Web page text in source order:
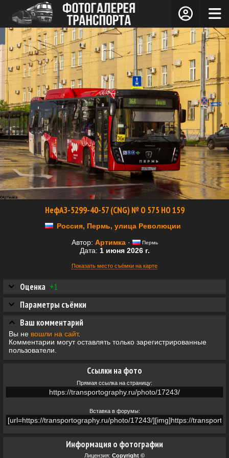
НефАЗ-5299-40-57 (CNG) № О 575 НО 159
Россия, Пермь, улица Революции
Автор: Артимка· Пермь
Дата: 1 июня 2026 г.
Показать место съёмки на карте
Информация о фотографии
Лицензия: Copyright ©
Оценка +1
Ссылки на фото
Прямая ссылка на страницу:
Вставка в форумы:
Параметры съёмки
Ваш комментарий
Вы не вошли на сайт.
Комментарии могут оставлять только зарегистрированные
пользователи.